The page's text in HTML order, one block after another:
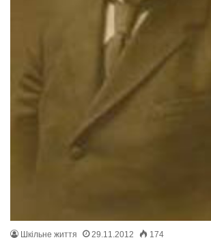
Шкільне життя 29.11.2012 174